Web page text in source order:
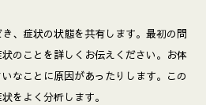
、症状の状態を共有します。最初の問
のことを詳しくお伝えください。お体
なことに原因があったりします。この
をよく分析します。